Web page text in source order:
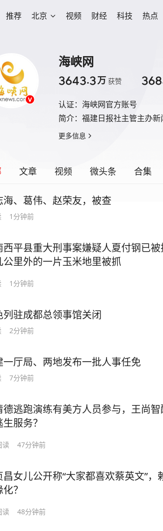
推荐 北京 视频 财经 科技 热点
海峡网
3643.3万 获赞
认证： 海峡网官方账号
简介： 福建日报社主管主办
更多信息
文章 视频 微头条 合集
海、葛伟、赵荣友，被查
1分钟前
西平县重大刑事案嫌疑人夏付钢已
公里外的一片玉米地里被抓
1分钟前
列驻成都总领事馆关闭
2分钟前
一厅局、两地发布一批人事任免
7分钟前
德逃跑演练有美方人员参与，王尚
服务？
读 47分钟前
昌女儿公开称“大家都喜欢蔡英文”，
？
读 48分钟前